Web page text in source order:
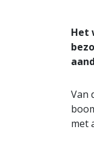
Het
Van
met